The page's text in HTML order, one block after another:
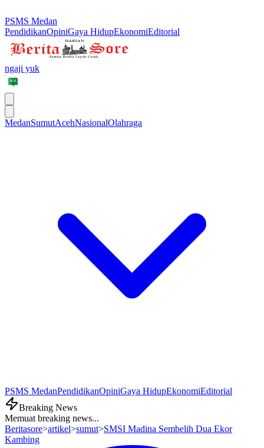
PSMS Medan
PendidikanOpiniGaya HidupEkonomiEditorial
ngaji yuk
MedanSumutAcehNasionalOlahraga
PSMS MedanPendidikanOpiniGaya HidupEkonomiEditorial
Breaking News
Memuat breaking news...
Beritasore>artikel>sumut>SMSI Madina Sembelih Dua Ekor
Kambing